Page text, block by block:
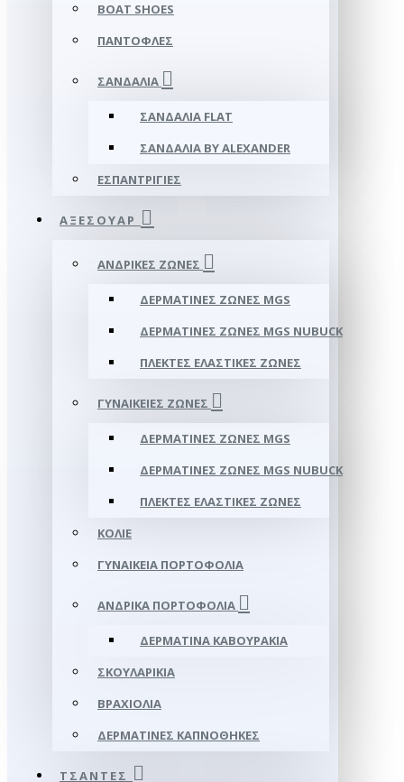
BOAT SHOES
ΠΑΝΤΌΦΛΕΣ
ΣΑΝΔΆΛΙΑ
ΣΑΝΔΆΛΙΑ FLAT
ΣΑΝΔΆΛΙΑ BY ALEXANDER
ΕΣΠΑΝΤΡΊΓΙΕΣ
ΑΞΕΣΟΥΑΡ
ΑΝΔΡΙΚΈΣ ΖΏΝΕΣ
ΔΕΡΜΆΤΙΝΕΣ ΖΏΝΕΣ MGS
ΔΕΡΜΆΤΙΝΕΣ ΖΏΝΕΣ MGS NUBUCK
ΠΛΕΚΤΈΣ ΕΛΑΣΤΙΚΈΣ ΖΏΝΕΣ
ΓΥΝΑΙΚΕΊΕΣ ΖΏΝΕΣ
ΔΕΡΜΆΤΙΝΕΣ ΖΏΝΕΣ MGS
ΔΕΡΜΆΤΙΝΕΣ ΖΏΝΕΣ MGS NUBUCK
ΠΛΕΚΤΈΣ ΕΛΑΣΤΙΚΈΣ ΖΏΝΕΣ
ΚΟΛΙΈ
ΓΥΝΑΙΚΕΊΑ ΠΟΡΤΟΦΌΛΙΑ
ΑΝΔΡΙΚΆ ΠΟΡΤΟΦΌΛΙΑ
ΔΕΡΜΆΤΙΝΑ ΚΑΒΟΥΡΆΚΙΑ
ΣΚΟΥΛΑΡΊΚΙΑ
ΒΡΑΧΙΌΛΙΑ
ΔΕΡΜΆΤΙΝΕΣ ΚΑΠΝΟΘΉΚΕΣ
ΤΣΆΝΤΕΣ